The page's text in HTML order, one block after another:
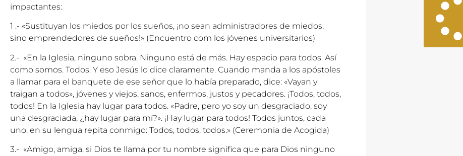
impactantes:
1 .- «Sustituyan los miedos por los sueños, ¡no sean administradores de miedos,
sino emprendedores de sueños!» (Encuentro com los jóvenes universitarios)
2.- «En la Iglesia, ninguno sobra. Ninguno está de más. Hay espacio para todos. Así
como somos. Todos. Y eso Jesús lo dice claramente. Cuando manda a los apóstoles
a llamar para el banquete de ese señor que lo había preparado, dice: «Vayan y
traigan a todos», jóvenes y viejos, sanos, enfermos, justos y pecadores. ¡Todos, todos,
todos! En la Iglesia hay lugar para todos. «Padre, pero yo soy un desgraciado, soy
una desgraciada, ¿hay lugar para mí?». ¡Hay lugar para todos! Todos juntos, cada
uno, en su lengua repita conmigo: Todos, todos, todos.» (Ceremonia de Acogida)
3.- «Amigo, amiga, si Dios te llama por tu nombre significa que para Dios ninguno